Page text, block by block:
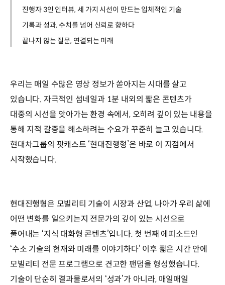
진행자 3인 인터뷰, 세 가지 시선이 만드는 입체적인 기술
기록과 성과, 수치를 넘어 신뢰로 향하다
끝나지 않는 질문, 연결되는 미래
우리는 매일 수많은 영상 정보가 쏟아지는 시대를 살고
있습니다. 자극적인 섬네일과 1분 내외의 짧은 콘텐츠가
대중의 시선을 앗아가는 환경 속에서, 오히려 깊이 있는 내용을
통해 지적 갈증을 해소하려는 수요가 꾸준히 늘고 있습니다.
현대차그룹의 팟캐스트 ‘현대진행형’은 바로 이 지점에서
시작했습니다.
현대진행형은 모빌리티 기술이 시장과 산업, 나아가 우리 삶에
어떤 변화를 일으키는지 전문가의 깊이 있는 시선으로
풀어내는 ‘지식 대화형 콘텐츠’입니다. 첫 번째 에피소드인
‘수소 기술의 현재와 미래를 이야기하다’ 이후 짧은 시간 안에
모빌리티 전문 프로그램으로 견고한 팬덤을 형성했습니다.
기술이 단순히 결과물로서의 ‘성과’가 아니라, 매일매일